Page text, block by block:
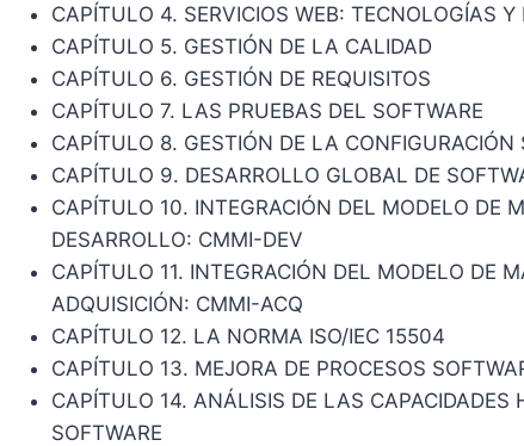
CAPÍTULO 4. SERVICIOS WEB: TECNOLOGÍAS Y
CAPÍTULO 5. GESTIÓN DE LA CALIDAD
CAPÍTULO 6. GESTIÓN DE REQUISITOS
CAPÍTULO 7. LAS PRUEBAS DEL SOFTWARE
CAPÍTULO 8. GESTIÓN DE LA CONFIGURACIÓN
CAPÍTULO 9. DESARROLLO GLOBAL DE
CAPÍTULO 10. INTEGRACIÓN DEL MODELO DE
DESARROLLO: CMMI-DEV
CAPÍTULO 11. INTEGRACIÓN DEL MODELO DE
ADQUISICIÓN: CMMI-ACQ
CAPÍTULO 12. LA NORMA ISO/IEC 15504
CAPÍTULO 13. MEJORA DE PROCESOS
CAPÍTULO 14. ANÁLISIS DE LAS CAPACIDADES
SOFTWARE